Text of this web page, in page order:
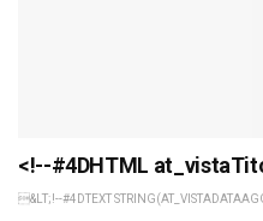
<!--#4DHTML
&LT;!--#4DTEXT